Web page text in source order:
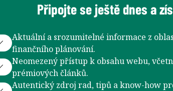
Připojte se ještě dnes a
Aktuální a srozumitelné informace z
finančního plánování.
Neomezený přístup k obsahu webu,
prémiových článků.
Autentický zdroj rad, tipů a know-how